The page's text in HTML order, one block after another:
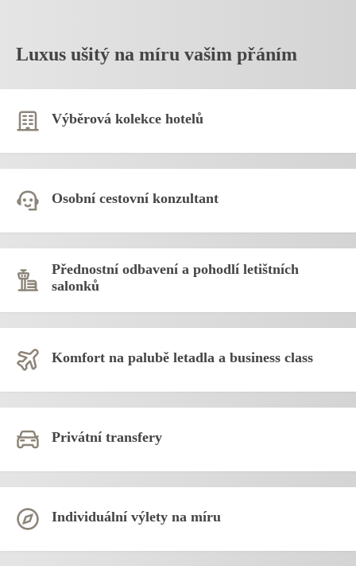
Luxus ušitý na míru vašim přáním
Výběrová kolekce hotelů
Osobní cestovní konzultant
Přednostní odbavení a pohodlí letištních
salonků
Komfort na palubě letadla a business class
Privátní transfery
Individuální výlety na míru